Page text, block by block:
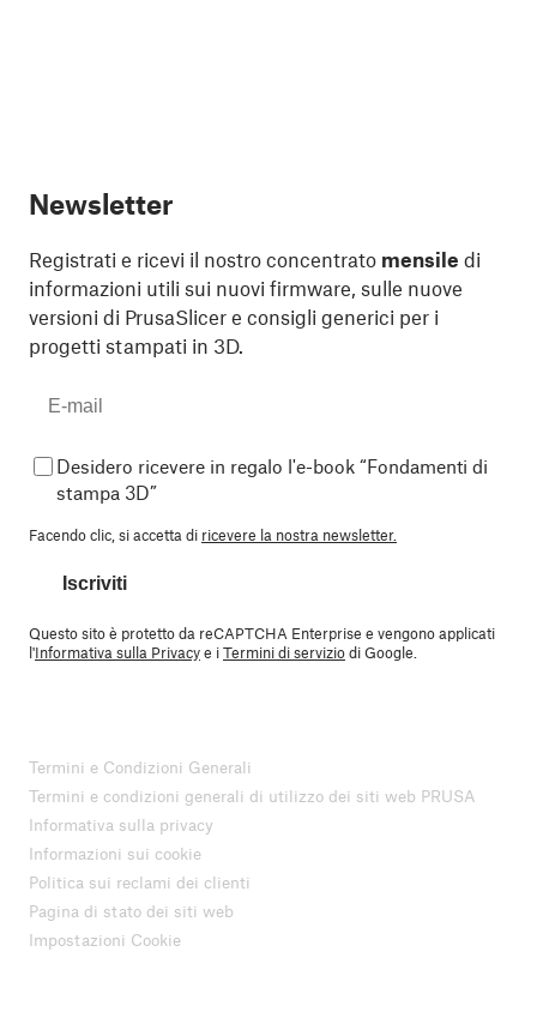
Newsletter
Registrati e ricevi il nostro concentrato mensile di
informazioni utili sui nuovi firmware, sulle nuove
versioni di PrusaSlicer e consigli generici per i
progetti stampati in 3D.
Desidero ricevere in regalo l'e-book “Fondamenti di
stampa 3D”
Facendo clic, si accetta di ricevere la nostra newsletter.
Iscriviti
Questo sito è protetto da reCAPTCHA Enterprise e vengono applicati
l'Informativa sulla Privacye iTermini di serviziodi Google.
Termini e Condizioni Generali
Termini e condizioni generali di utilizzo dei siti web PRUSA
Informativa sulla privacy
Informazioni sui cookie
Politica sui reclami dei clienti
Pagina di stato dei siti web
Impostazioni Cookie